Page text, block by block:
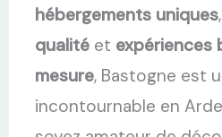
hébergements uniques,
qualité et
mesure, Bastogne est
incontournable en